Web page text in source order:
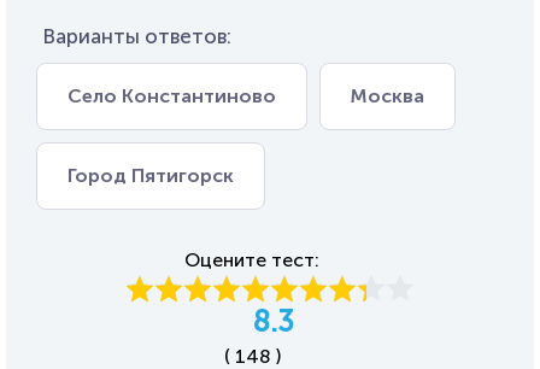
Варианты ответов:
Село Константиново Москва
Город Пятигорск
Оцените тест:
8.3
( 148 )